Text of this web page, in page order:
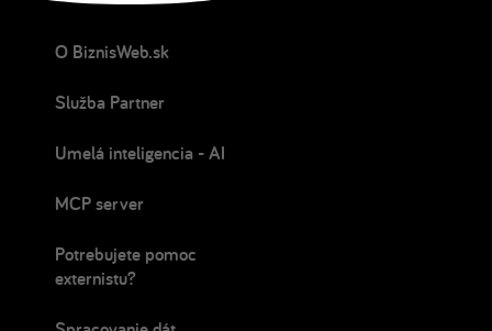
O BiznisWeb.sk
Služba Partner
Umelá inteligencia - AI
MCP server
Potrebujete pomoc
externistu?